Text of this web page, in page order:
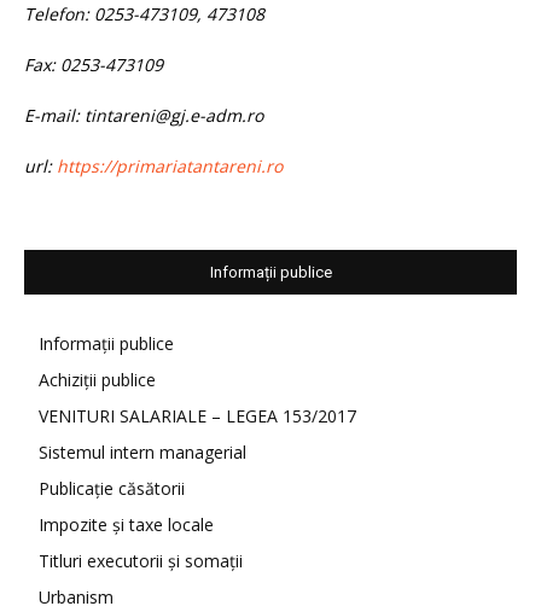
Telefon: 0253-473109, 473108
Fax: 0253-473109
E-mail: tintareni@gj.e-adm.ro
url: https://primariatantareni.ro
Informații publice
Informații publice
Achiziții publice
VENITURI SALARIALE – LEGEA 153/2017
Sistemul intern managerial
Publicație căsătorii
Impozite și taxe locale
Titluri executorii și somații
Urbanism